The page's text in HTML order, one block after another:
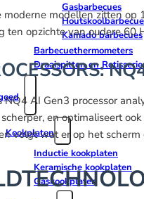
Gasbarbecues
Kamado barbecues
Barbecuethermometers
Draaispitten en
Kookplaten
Inductie kookplaten
Keramische kookplaten
Gaskookplaten
moderne modellen zitten
ten opzichte van oudere 60
NQ4 AI Gen3 processor
en optimaliseert
volgt wat er op het scherm